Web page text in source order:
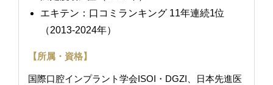
エキテン：口コミランキング 11年連続1位
（2013-2024年）
【所属・資格】
国際口腔インプラント学会ISOI・DGZI、日本先進医